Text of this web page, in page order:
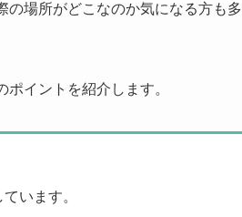
の場所がどこなのか気になる方も多
イントを紹介します。
います。